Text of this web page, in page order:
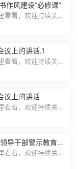
作风建设“必修课”
看看，欢迎持续关
束，本文...
议上的讲话.1
看看，欢迎持续关
束，本文...
议上的讲话
看看，欢迎持续关
束，本文...
导干部警示教育会
看看，欢迎持续关
束，本文...